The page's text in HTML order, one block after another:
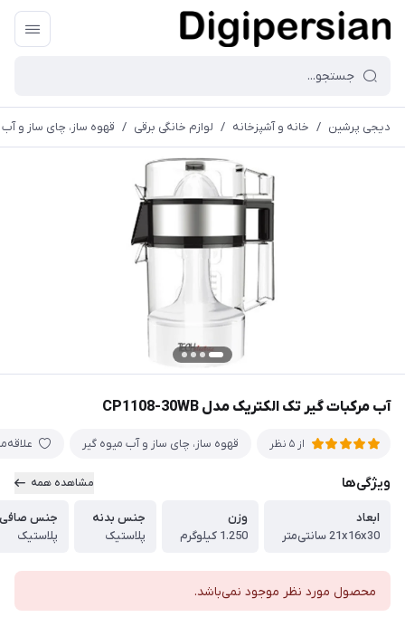
دیجی پرشین / خانه و آشپزخانه / لوازم خانگی برقی / قهوه ساز، چای ساز و آب
آب مرکبات گیر تک الکتریک مدل CP1108-30WB
از 5 نظر قهوه ساز، چای ساز و آب میوه گیر
ویژگی‌ها مشاهده همه
ابعاد
21x16x30 سانتی‌متر
وزن
1.250 کیلوگرم
جنس بدنه
پلاستیک
جنس صافی
پلاستیک
محصول مورد نظر موجود نمی‌باشد.